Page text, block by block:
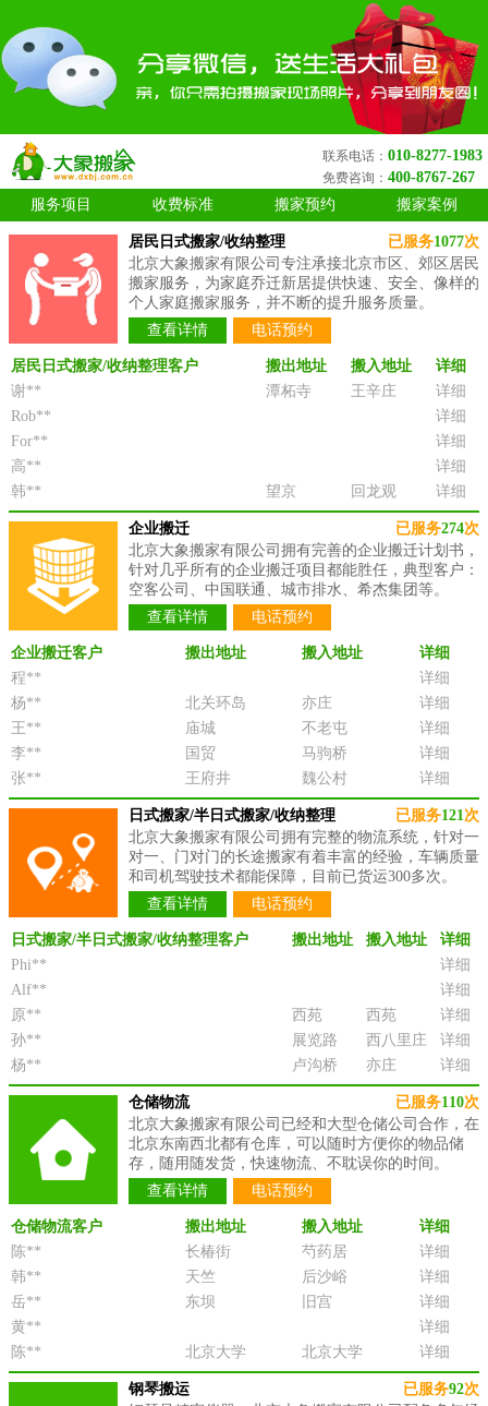
联系电话： 010-8277-1983
免费咨询： 400-8767-267
服务项目
收费标准 搬家预约 搬家案例
已服务1077次
居民日式搬家/收纳整理
北京大象搬家有限公司专注承接北京市区、郊区居民
搬家服务，为家庭乔迁新居提供快速、安全、像样的
个人家庭搬家服务，并不断的提升服务质量。
查看详情
电话预约
居民日式搬家/收纳整理客户 搬出地址 搬入地址
详细
谢**
潭柘寺 王辛庄
详细
Rob**
详细
For**
详细
高**
详细
韩**
望京 回龙观 详细
已服务274次
企业搬迁
北京大象搬家有限公司拥有完善的企业搬迁计划书，
针对几乎所有的企业搬迁项目都能胜任，典型客户：
空客公司、中国联通、城市排水、希杰集团等。
查看详情
电话预约
企业搬迁客户 搬出地址 搬入地址
详细
程**
详细
杨**
北关环岛 亦庄
详细
王**
庙城 不老屯
详细
李**
国贸 马驹桥
详细
张**
王府井 魏公村 详细
已服务121次
日式搬家/半日式搬家/收纳整理
北京大象搬家有限公司拥有完整的物流系统，针对一
对一、门对门的长途搬家有着丰富的经验，车辆质量
和司机驾驶技术都能保障，目前已货运300多次。
查看详情
电话预约
日式搬家/半日式搬家/收纳整理客户 搬出地址 搬入地址
详细
Phi**
详细
Alf**
详细
原**
西苑 西苑
详细
孙**
展览路 西八里庄
详细
杨**
卢沟桥 亦庄 详细
已服务110次
仓储物流
北京大象搬家有限公司已经和大型仓储公司合作，在
北京东南西北都有仓库，可以随时方便你的物品储
存，随用随发货，快速物流、不耽误你的时间。
查看详情
电话预约
仓储物流客户 搬出地址 搬入地址
详细
陈**
长椿街 芍药居
详细
韩**
天竺 后沙峪
详细
岳**
东坝 旧宫
详细
黄**
详细
陈**
北京大学 北京大学 详细
已服务92次
钢琴搬运